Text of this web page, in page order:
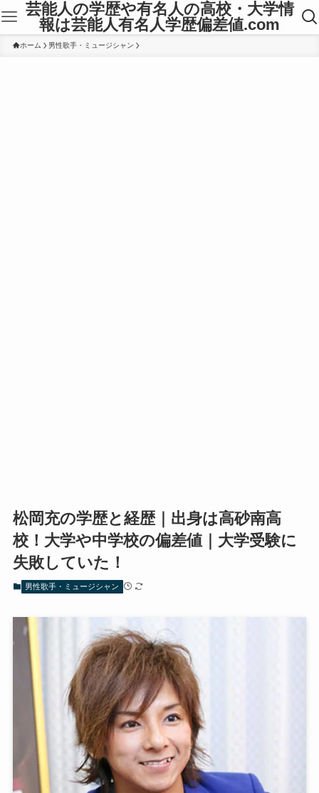
芸能人の学歴や有名人の高校・大学情
報は芸能人有名人学歴偏差値.com
ホーム 男性歌手・ミュージシャン
松岡充の学歴と経歴｜出身は高砂南高
校！大学や中学校の偏差値｜大学受験に
失敗していた！
男性歌手・ミュージシャン